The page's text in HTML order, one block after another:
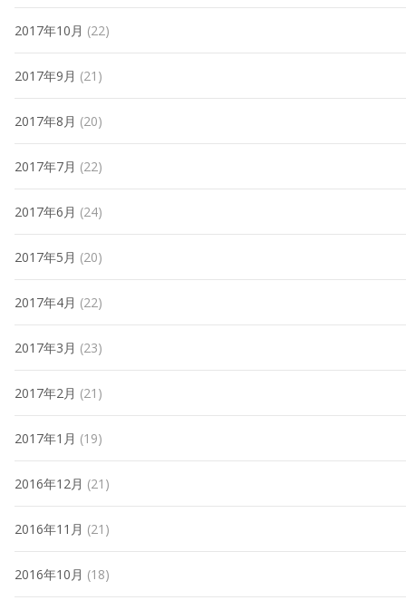
2017年10月 (22)
2017年9月 (21)
2017年8月 (20)
2017年7月 (22)
2017年6月 (24)
2017年5月 (20)
2017年4月 (22)
2017年3月 (23)
2017年2月 (21)
2017年1月 (19)
2016年12月 (21)
2016年11月 (21)
2016年10月 (18)